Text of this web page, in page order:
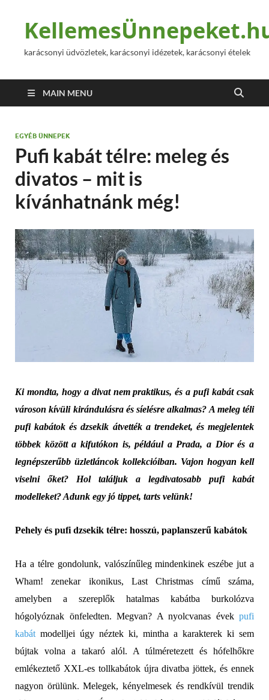
karácsonyi üdvözletek, karácsonyi idézetek, karácsonyi ételek
MAIN MENU
EGYÉB ÜNNEPEK
Pufi kabát télre: meleg és
divatos – mit is
kívánhatnánk még!
Ki mondta, hogy a divat nem praktikus, és a pufi kabát csak
városon kívüli kirándulásra és síelésre alkalmas? A meleg téli
pufi kabátok és dzsekik átvették a trendeket, és megjelentek
többek között a kifutókon is, például a Prada, a Dior és a
legnépszerűbb üzletláncok kollekcióiban. Vajon hogyan kell
viselni őket? Hol találjuk a legdivatosabb pufi kabát
modelleket? Adunk egy jó tippet, tarts velünk!
Pehely és pufi dzsekik télre: hosszú, paplanszerű kabátok
Ha a télre gondolunk, valószínűleg mindenkinek eszébe jut a
Wham! zenekar ikonikus, Last Christmas című száma,
amelyben a szereplők hatalmas kabátba burkolózva
hógolyóznak önfeledten. Megvan? A nyolcvanas évek pufi
kabát modelljei úgy néztek ki, mintha a karakterek ki sem
bújtak volna a takaró alól. A túlméretezett és hófelhőkre
emlékeztető XXL-es tollkabátok újra divatba jöttek, és ennek
nagyon örülünk. Melegek, kényelmesek és rendkívül trendik